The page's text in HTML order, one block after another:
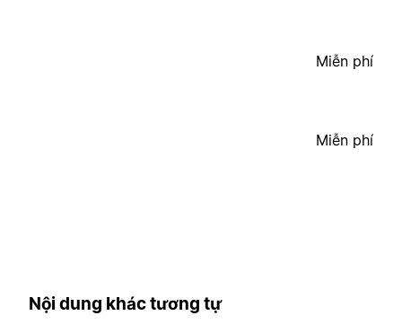
Miễn phí
Miễn phí
Nội dung khác tương tự